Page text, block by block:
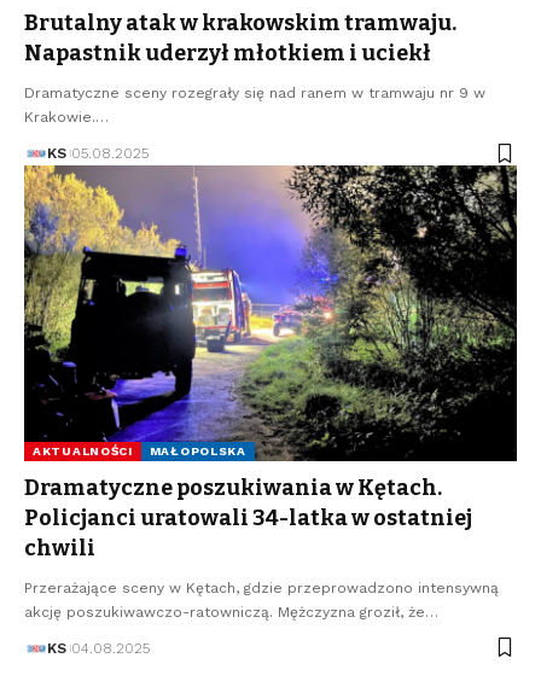
Brutalny atak w krakowskim tramwaju.
Napastnik uderzył młotkiem i uciekł
Dramatyczne sceny rozegrały się nad ranem w tramwaju nr 9 w
Krakowie.…
KS 05.08.2025
AKTUALNOŚCI MAŁOPOLSKA
Dramatyczne poszukiwania w Kętach.
Policjanci uratowali 34-latka w ostatniej
chwili
Przerażające sceny w Kętach, gdzie przeprowadzono intensywną
akcję poszukiwawczo-ratowniczą. Mężczyzna groził, że…
KS 04.08.2025